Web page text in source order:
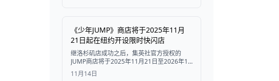
《少年JUMP》商店将于2025年11月
21日起在纽约开设限时快闪店
继洛杉矶店成功之后，集英社官方授权的
JUMP商店将于2025年11月21日至2026年1
月20日在美国梦购物中心开设纽约《少年
JUMP》商店。
11月14日